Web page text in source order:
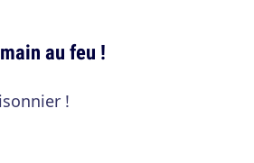
au feu !
!